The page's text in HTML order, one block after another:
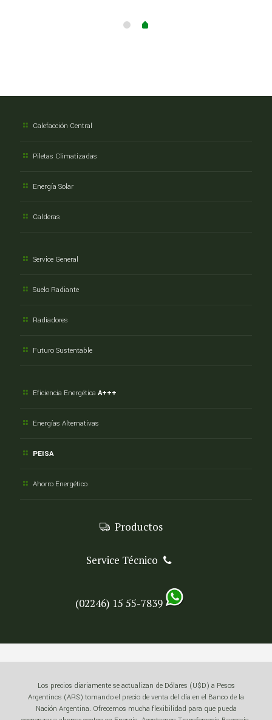
Calefacción Central
Piletas Climatizadas
Energía Solar
Calderas
Service General
Suelo Radiante
Radiadores
Futuro Sustentable
Eficiencia EnergéticaA+++
Energías Alternativas
PEISA
Ahorro Energético
Productos
Service Técnico
(02246) 15 55-7839
Los precios diariamente se actualizan de Dólares (U$D) a Pesos
Argentinos (AR$) tomando el precio de venta del día en el Banco de la
Nación Argentina. Ofrecemos mucha flexibilidad para que pueda